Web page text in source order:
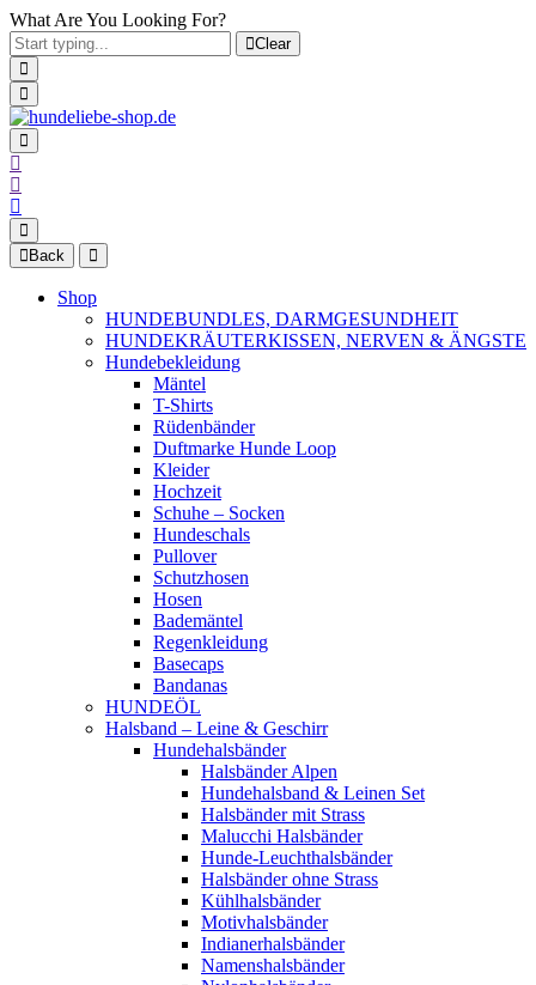
What Are You Looking For?
Clear
Back
Shop
HUNDEBUNDLES, DARMGESUNDHEIT
HUNDEKRÄUTERKISSEN, NERVEN & ÄNGSTE
Hundebekleidung
Mäntel
T-Shirts
Rüdenbänder
Duftmarke Hunde Loop
Kleider
Hochzeit
Schuhe – Socken
Hundeschals
Pullover
Schutzhosen
Hosen
Bademäntel
Regenkleidung
Basecaps
Bandanas
HUNDEÖL
Halsband – Leine & Geschirr
Hundehalsbänder
Halsbänder Alpen
Hundehalsband & Leinen Set
Halsbänder mit Strass
Malucchi Halsbänder
Hunde-Leuchthalsbänder
Halsbänder ohne Strass
Kühlhalsbänder
Motivhalsbänder
Indianerhalsbänder
Namenshalsbänder